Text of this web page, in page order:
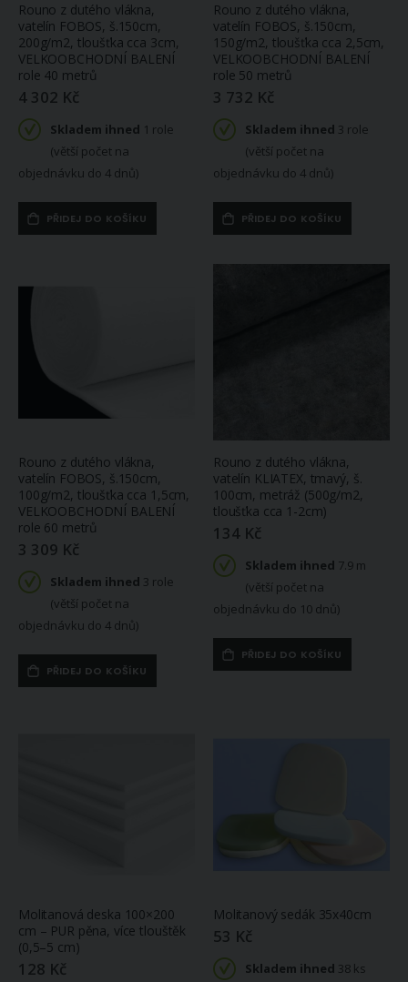
Rouno z dutého vlákna,
vatelín FOBOS, š.150cm,
200g/m2, tloušťka cca 3cm,
VELKOOBCHODNÍ BALENÍ
role 40 metrů
4 302 Kč
Skladem ihned 1 role
(větší počet na
objednávku do 4 dnů)
PŘIDEJ DO KOŠÍKU
Rouno z dutého vlákna,
vatelín FOBOS, š.150cm,
150g/m2, tloušťka cca 2,5cm,
VELKOOBCHODNÍ BALENÍ
role 50 metrů
3 732 Kč
Skladem ihned 3 role
(větší počet na
objednávku do 4 dnů)
PŘIDEJ DO KOŠÍKU
Rouno z dutého vlákna,
vatelín FOBOS, š.150cm,
100g/m2, tloušťka cca 1,5cm,
VELKOOBCHODNÍ BALENÍ
role 60 metrů
3 309 Kč
Skladem ihned 3 role
(větší počet na
objednávku do 4 dnů)
PŘIDEJ DO KOŠÍKU
Rouno z dutého vlákna,
vatelín KLIATEX, tmavý, š.
100cm, metráž (500g/m2,
tloušťka cca 1-2cm)
134 Kč
Skladem ihned 7.9 m
(větší počet na
objednávku do 10 dnů)
PŘIDEJ DO KOŠÍKU
Molitanová deska 100×200
cm – PUR pěna, více tlouštěk
(0,5–5 cm)
128 Kč
Molitanový sedák 35x40cm
53 Kč
Skladem ihned 38 ks